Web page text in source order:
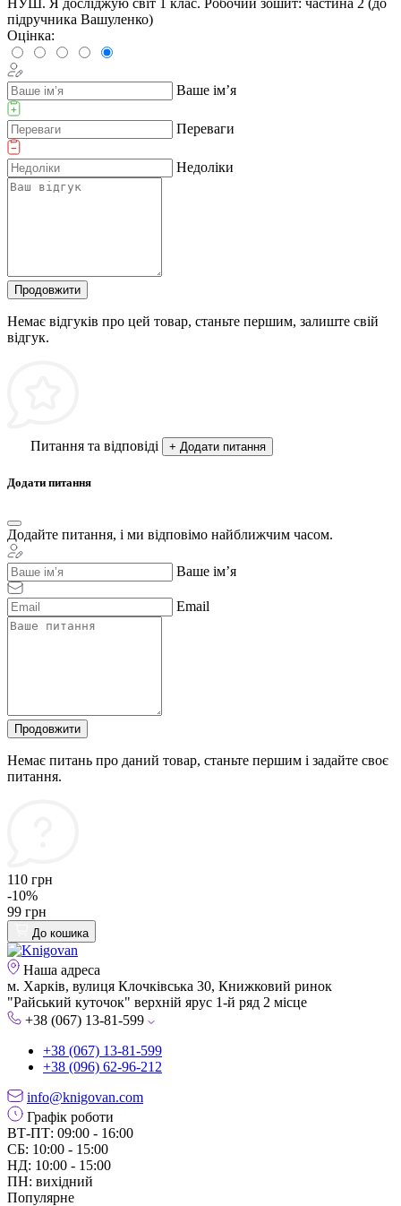
НУШ. Я досліджую світ 1 клас. Робочий зошит: частина 2 (до
підручника Вашуленко)
Оцінка:
Ваше ім’я
Переваги
Недоліки
Продовжити
Немає відгуків про цей товар, станьте першим, залиште свій
відгук.
Питання та відповіді + Додати питання
Додати питання
Додайте питання, і ми відповімо найближчим часом.
Ваше ім’я
Email
Продовжити
Немає питань про даний товар, станьте першим і задайте своє
питання.
110 грн
-10%
99 грн
До кошика
Наша адреса
м. Харків, вулиця Клочківська 30, Книжковий ринок
"Райський куточок" верхній ярус 1-й ряд 2 місце
+38 (067) 13-81-599
+38 (067) 13-81-599
+38 (096) 62-96-212
info@knigovan.com
Графік роботи
ВТ-ПТ: 09:00 - 16:00
СБ: 10:00 - 15:00
НД: 10:00 - 15:00
ПН: вихідний
Популярне